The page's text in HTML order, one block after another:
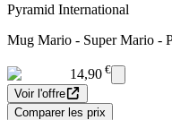
Pyramid International
Mug Mario - Super Mario -
14,90 €
Voir l'offre
Comparer les prix